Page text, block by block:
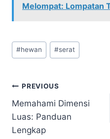
Melompat: Lompatan
Post
Tags:
#hewan #serat
Navigasi
pos
PREVIOUS
Memahami Dimensi
Luas: Panduan
Lengkap